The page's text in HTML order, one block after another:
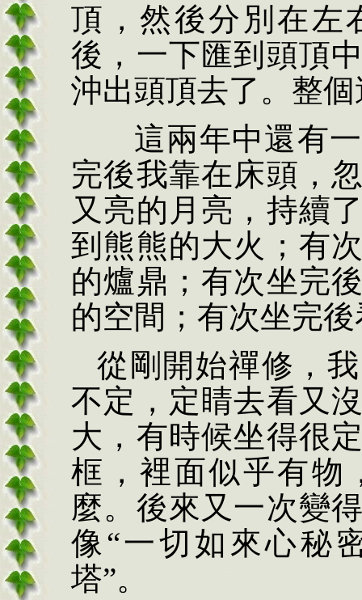
頂，然後分別在左
後，一下匯到頭頂
沖出頭頂去了。整
這兩年中還有
完後我靠在床頭，
又亮的月亮，持續
到熊熊的大火；有
的爐鼎；有次坐完
的空間；有次坐完
從剛開始禪修，
不定，定睛去看又
大，有時候坐得很
框，裡面似乎有物
麼。後來又一次變
像 “一切如來心秘
塔”。